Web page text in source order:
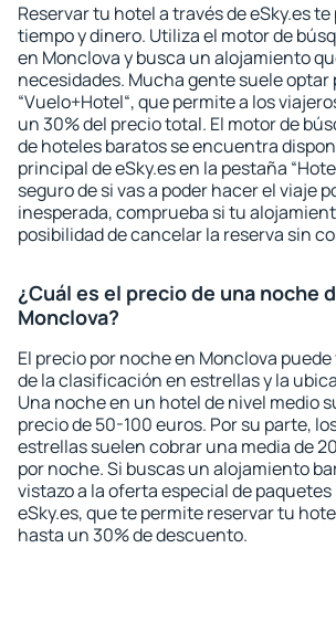
Reservar tu hotel a través de eSky.es
tiempo y dinero. Utiliza el motor de
en Monclova y busca un alojamiento
necesidades. Mucha gente suele optar
“Vuelo+Hotel“, que permite a los
un 30% del precio total. El motor de
de hoteles baratos se encuentra
principal de eSky.es en la pestaña
seguro de si vas a poder hacer el viaje
inesperada, comprueba si tu
posibilidad de cancelar la reserva sin
¿Cuál es el precio de una noche
Monclova?
El precio por noche en Monclova
de la clasificación en estrellas y la
Una noche en un hotel de nivel medio
precio de 50-100 euros. Por su parte,
estrellas suelen cobrar una media de
por noche. Si buscas un alojamiento
vistazo a la oferta especial de paquetes
eSky.es, que te permite reservar tu
hasta un 30% de descuento.